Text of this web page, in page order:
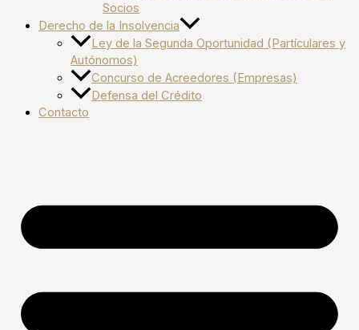
Socios
Derecho de la Insolvencia
Ley de la Segunda Oportunidad (Partículares y
Autónomos)
Concurso de Acreedores (Empresas)
Defensa del Crédito
Contacto